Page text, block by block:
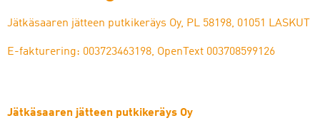
Jätkäsaaren jätteen putkikeräys Oy, PL 58198, 01051 LASKUT
E-fakturering: 003723463198, OpenText 003708599126
Jätkäsaaren jätteen putkikeräys Oy